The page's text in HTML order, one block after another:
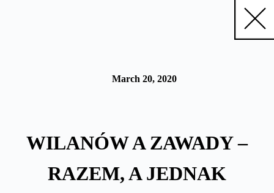
March 20, 2020
WILANÓW A ZAWADY –
RAZEM, A JEDNAK